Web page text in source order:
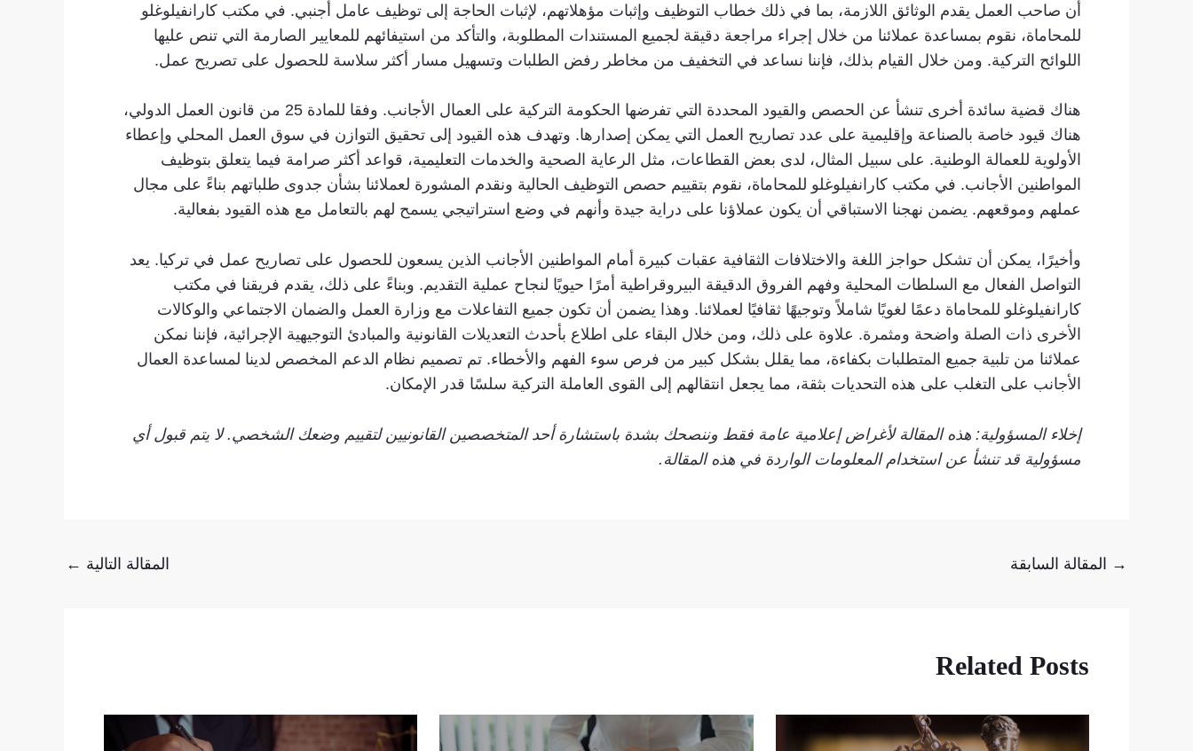
أن صاحب العمل يقدم الوثائق اللازمة، بما في ذلك خطاب التوظيف وإثبات مؤهلاتهم، لإثبات الحاجة إلى توظيف عامل أجنبي. في مكتب كارانفيلوغلو
للمحاماة، نقوم بمساعدة عملائنا من خلال إجراء مراجعة دقيقة لجميع المستندات المطلوبة، والتأكد من استيفائهم للمعايير الصارمة التي تنص عليها
اللوائح التركية. ومن خلال القيام بذلك، فإننا نساعد في التخفيف من مخاطر رفض الطلبات وتسهيل مسار أكثر سلاسة للحصول على تصريح عمل.
هناك قضية سائدة أخرى تنشأ عن الحصص والقيود المحددة التي تفرضها الحكومة التركية على العمال الأجانب. وفقا للمادة 25 من قانون العمل الدولي،
هناك قيود خاصة بالصناعة وإقليمية على عدد تصاريح العمل التي يمكن إصدارها. وتهدف هذه القيود إلى تحقيق التوازن في سوق العمل المحلي وإعطاء
الأولوية للعمالة الوطنية. على سبيل المثال، لدى بعض القطاعات، مثل الرعاية الصحية والخدمات التعليمية، قواعد أكثر صرامة فيما يتعلق بتوظيف
المواطنين الأجانب. في مكتب كارانفيلوغلو للمحاماة، نقوم بتقييم حصص التوظيف الحالية ونقدم المشورة لعملائنا بشأن جدوى طلباتهم بناءً على مجال
عملهم وموقعهم. يضمن نهجنا الاستباقي أن يكون عملاؤنا على دراية جيدة وأنهم في وضع استراتيجي يسمح لهم بالتعامل مع هذه القيود بفعالية.
وأخيرًا، يمكن أن تشكل حواجز اللغة والاختلافات الثقافية عقبات كبيرة أمام المواطنين الأجانب الذين يسعون للحصول على تصاريح عمل في تركيا. يعد
التواصل الفعال مع السلطات المحلية وفهم الفروق الدقيقة البيروقراطية أمرًا حيويًا لنجاح عملية التقديم. وبناءً على ذلك، يقدم فريقنا في مكتب
كارانفيلوغلو للمحاماة دعمًا لغويًا شاملاً وتوجيهًا ثقافيًا لعملائنا. وهذا يضمن أن تكون جميع التفاعلات مع وزارة العمل والضمان الاجتماعي والوكالات
الأخرى ذات الصلة واضحة ومثمرة. علاوة على ذلك، ومن خلال البقاء على اطلاع بأحدث التعديلات القانونية والمبادئ التوجيهية الإجرائية، فإننا نمكن
عملائنا من تلبية جميع المتطلبات بكفاءة، مما يقلل بشكل كبير من فرص سوء الفهم والأخطاء. تم تصميم نظام الدعم المخصص لدينا لمساعدة العمال
الأجانب على التغلب على هذه التحديات بثقة، مما يجعل انتقالهم إلى القوى العاملة التركية سلسًا قدر الإمكان.
إخلاء المسؤولية: هذه المقالة لأغراض إعلامية عامة فقط وننصحك بشدة باستشارة أحد المتخصصين القانونيين لتقييم وضعك الشخصي. لا يتم قبول أي
مسؤولية قد تنشأ عن استخدام المعلومات الواردة في هذه المقالة.
→ المقالة السابقة المقالة التالية ←
Related Posts